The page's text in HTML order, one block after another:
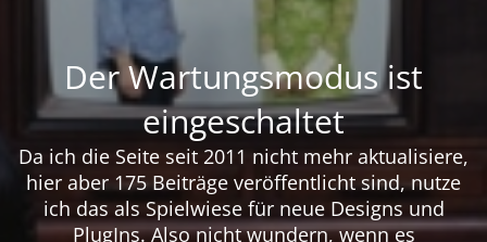
Der Wartungsmodus ist
eingeschaltet
Da ich die Seite seit 2011 nicht mehr aktualisiere,
hier aber 175 Beiträge veröffentlicht sind, nutze
ich das als Spielwiese für neue Designs und
PlugIns. Also nicht wundern, wenn es